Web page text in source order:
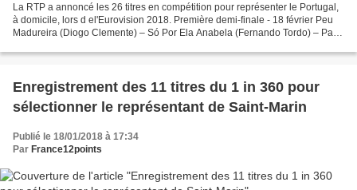
La RTP a annoncé les 26 titres en compétition pour représenter le Portugal,
à domicile, lors d el'Eurovision 2018. Première demi-finale - 18 février Peu
Madureira (Diogo Clemente) – Só Por Ela Anabela (Fernando Tordo) – Para
Enregistrement des 11 titres du 1 in 360 pour
sélectionner le représentant de Saint-Marin
Publié le 18/01/2018 à 17:34
Par France12points